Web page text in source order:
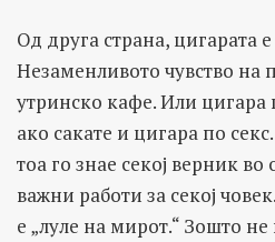
Од друга страна, цигарата
Незаменливото чувство на
утринско кафе. Или цигара
ако сакате и цигара по
тоа го знае секој верник
важни работи за секој
е „луле на мирот.“ Зошто не